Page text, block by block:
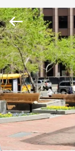
집
제
품
비
-
2026
Shenzhen
Weigu
Electronic
Technology
Co.,
Ltd..
All
Rights
Reserved.